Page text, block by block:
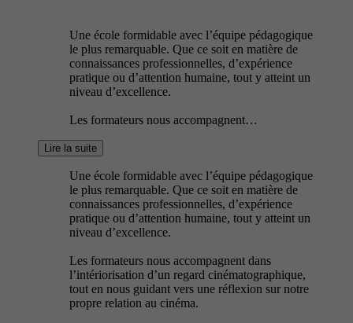
Une école formidable avec l’équipe pédagogique
le plus remarquable. Que ce soit en matière de
connaissances professionnelles, d’expérience
pratique ou d’attention humaine, tout y atteint un
niveau d’excellence.
Les formateurs nous accompagnent…
Lire la suite
Une école formidable avec l’équipe pédagogique
le plus remarquable. Que ce soit en matière de
connaissances professionnelles, d’expérience
pratique ou d’attention humaine, tout y atteint un
niveau d’excellence.
Les formateurs nous accompagnent dans
l’intériorisation d’un regard cinématographique,
tout en nous guidant vers une réflexion sur notre
propre relation au cinéma.